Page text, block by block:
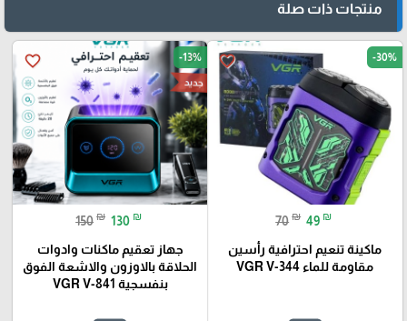
منتجات ذات صلة
favorite_border -30%
70 ₪ 49 ₪
ماكينة تنعيم احترافية رأسين
مقاومة للماء VGR V-344
favorite_border -13%
جديد
150 ₪ 130 ₪
جهاز تعقيم ماكنات وادوات
الحلاقة بالاوزون والاشعة الفوق
بنفسجية VGR V-841